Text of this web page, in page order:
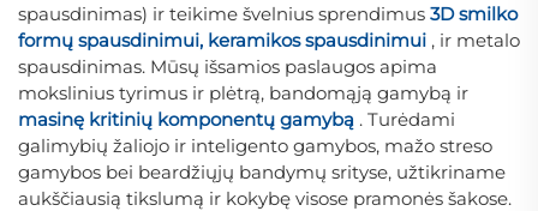
spausdinimas) ir teikime švelnius sprendimus 3D smilko
formų spausdinimui, keramikos spausdinimui , ir metalo
spausdinimas. Mūsų išsamios paslaugos apima
mokslinius tyrimus ir plėtrą, bandomąją gamybą ir
masinę kritinių komponentų gamybą . Turėdami
galimybių žaliojo ir inteligento gamybos, mažo streso
gamybos bei beardžiųjų bandymų srityse, užtikriname
aukščiausią tikslumą ir kokybę visose pramonės šakose.